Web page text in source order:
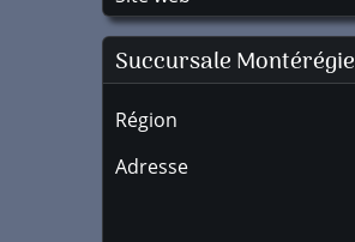
SuccursaleMontérégie
Région
Adresse